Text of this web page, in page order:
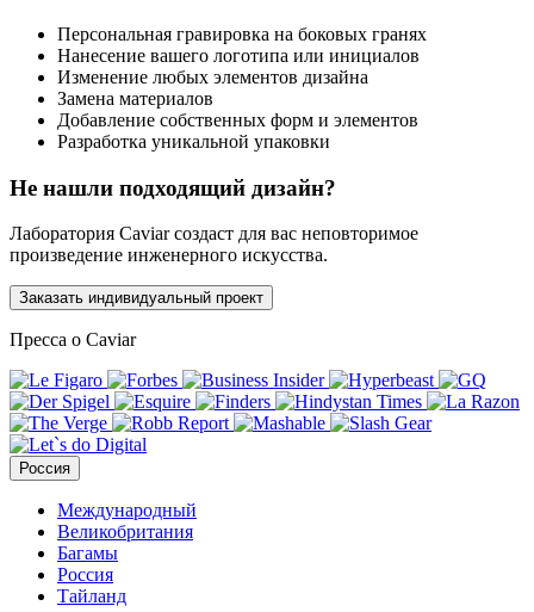
Персональная гравировка на боковых гранях
Нанесение вашего логотипа или инициалов
Изменение любых элементов дизайна
Замена материалов
Добавление собственных форм и элементов
Разработка уникальной упаковки
Не нашли подходящий дизайн?
Лаборатория Caviar создаст для вас неповторимое
произведение инженерного искусства.
Заказать индивидуальный проект
Пресса о Caviar
Россия
Международный
Великобритания
Багамы
Россия
Тайланд